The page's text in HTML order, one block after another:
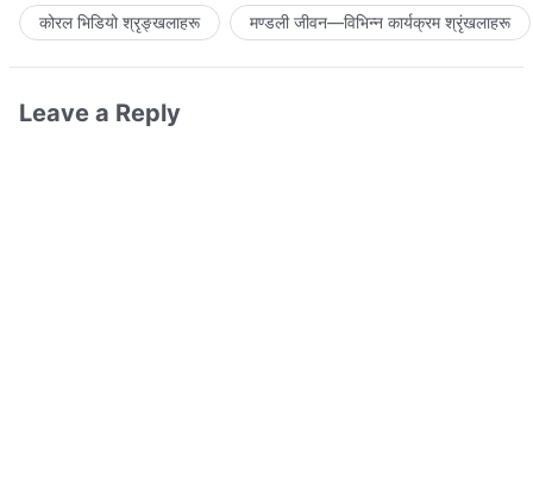
कोरल भिडियो श्रृङ्खलाहरू मण्डली जीवन—विभिन्‍न कार्यक्रम श्रृंखलाहरू
Leave a Reply